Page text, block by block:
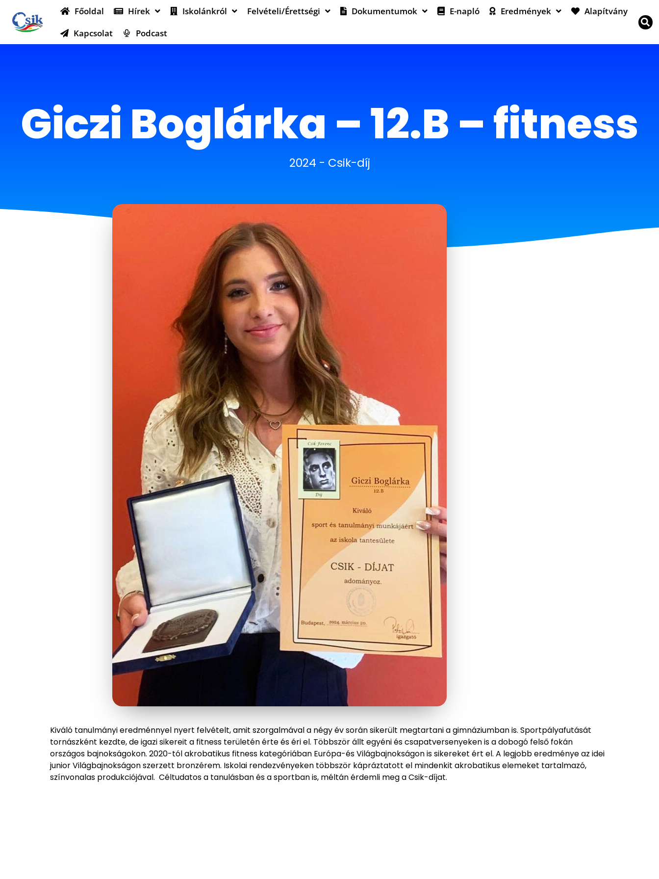
Főoldal Hírek Iskolánkról Felvételi/Érettségi Dokumentumok E-napló Eredmények
Alapítvány
Kapcsolat
Podcast
Giczi Boglárka – 12.B – fitness
2024 - Csik-díj
Kiváló tanulmányi eredménnyel nyert felvételt, amit szorgalmával a négy év során sikerült megtartani a gimnáziumban is. Sportpályafutását
tornászként kezdte, de igazi sikereit a fitness területén érte és éri el. Többször állt egyéni és csapatversenyeken is a dobogó felső fokán
országos bajnokságokon. 2020-tól akrobatikus fitness kategóriában Európa-és Világbajnokságon is sikereket ért el. A legjobb eredménye az idei
junior Világbajnokságon szerzett bronzérem. Iskolai rendezvényeken többször kápráztatott el mindenkit akrobatikus elemeket tartalmazó,
színvonalas produkciójával. Céltudatos a tanulásban és a sportban is, méltán érdemli meg a Csik-díjat.